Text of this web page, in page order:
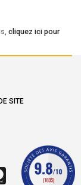
cliquez ici pour
SITE